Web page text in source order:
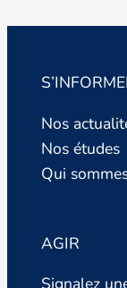
Nos
Nos études
Qui
AGIR